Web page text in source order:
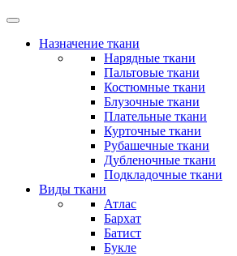
Назначение ткани
Нарядные ткани
Пальтовые ткани
Костюмные ткани
Блузочные ткани
Плательные ткани
Курточные ткани
Рубашечные ткани
Дубленочные ткани
Подкладочные ткани
Виды ткани
Атлас
Бархат
Батист
Букле